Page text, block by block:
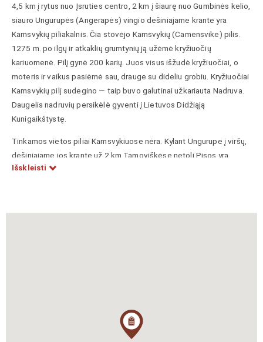
4,5 km į rytus nuo Įsruties centro, 2 km į šiaurę nuo Gumbinės kelio,
siauro Ungurupės (Angerapės) vingio dešiniajame krante yra
Kamsvykių piliakalnis. Čia stovėjo Kamsvykių (Camensvike) pilis.
1275 m. po ilgų ir atkaklių grumtynių ją užėmė kryžiuočių
kariuomenė. Pilį gynė 200 karių. Juos visus išžudė kryžiuočiai, o
moteris ir vaikus pasiėmė sau, drauge su dideliu grobiu. Kryžiuočiai
Kamsvykių pilį sudegino — taip buvo galutinai užkariauta Nadruva.
Daugelis nadruvių persikėlė gyventi į Lietuvos Didžiąją
Kunigaikštystę.
Tinkamos vietos piliai Kamsvykiuose nėra. Kylant Ungurupe į viršų,
dešiniajame jos krante už 2 km Tamoviškėse netoli Pisos yra
piliakalnis, vokiečių vadintas Pagonių įtvirtinimu. Manoma, kad čia
Išskleisti